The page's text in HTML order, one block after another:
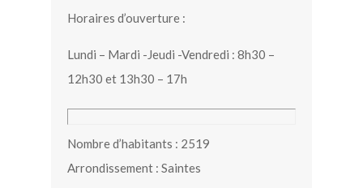
Horaires d’ouverture :
Lundi – Mardi -Jeudi -Vendredi : 8h30 –
12h30 et 13h30 – 17h
Nombre d’habitants : 2519
Arrondissement : Saintes